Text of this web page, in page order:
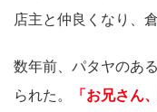
店主と仲良くなり、
数年前、パタヤのあ
られた。
「お兄さん